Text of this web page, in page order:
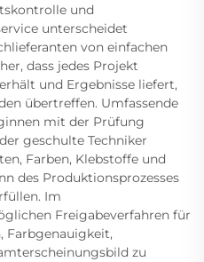
und
unterscheidet
von einfachen
dass jedes Projekt
und Ergebnisse liefert,
übertreffen. Umfassende
mit der Prüfung
geschulte Techniker
Farben, Klebstoffe und
des Produktionsprozesses
Im
Freigabeverfahren für
Farbgenauigkeit,
zu